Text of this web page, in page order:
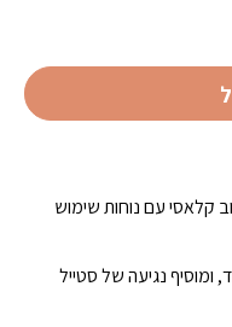
קלאסי עם נוחות שימוש
נגיעה של סטייל